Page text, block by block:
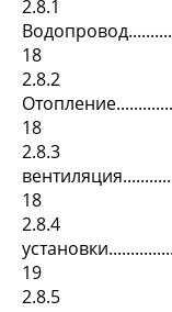
2.8.1
18
2.8.2
18
18
2.8.4
19
2.8.5